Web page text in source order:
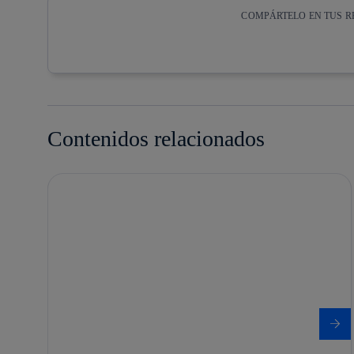
COMPÁRTELO EN TUS
Contenidos relacionados